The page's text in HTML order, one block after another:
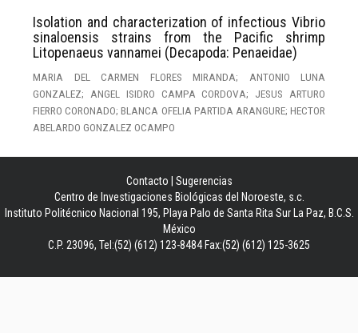
Isolation and characterization of infectious Vibrio
sinaloensis strains from the Pacific shrimp
Litopenaeus vannamei (Decapoda: Penaeidae)
MARIA DEL CARMEN FLORES MIRANDA; ANTONIO LUNA
GONZALEZ; ANGEL ISIDRO CAMPA CORDOVA; JESUS ARTURO
FIERRO CORONADO; BLANCA OFELIA PARTIDA ARANGURE; HECTOR
ABELARDO GONZALEZ OCAMPO
Contacto
Sugerencias
Centro de Investigaciones Biológicas del Noroeste, s.c.
Instituto Politécnico Nacional 195, Playa Palo de Santa Rita Sur La Paz, B.C.S.
México
C.P. 23096, Tel:(52) (612) 123-8484 Fax:(52) (612) 125-3625